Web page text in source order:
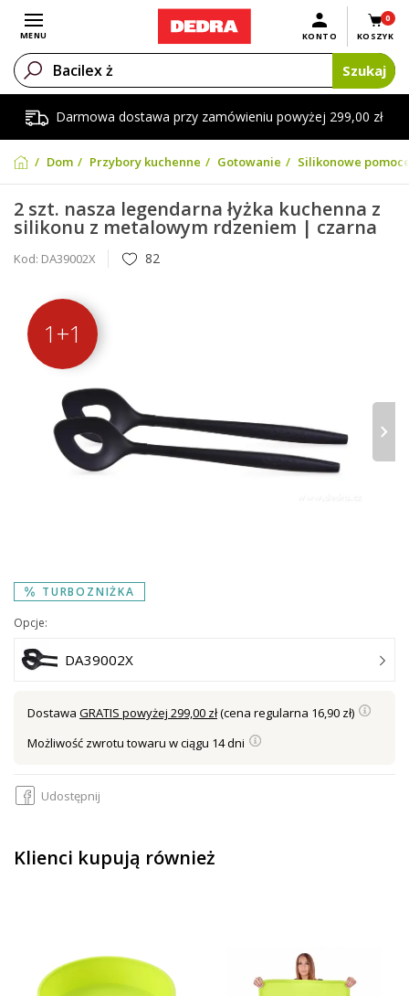
Darmowa dostawa przy zamówieniu powyżej 299,00 zł
Otwórz menu
MENU
0
KOSZYK
KONTO
Szukaj
Dom Przybory kuchenne Gotowanie Silikonowe
2 szt. nasza legendarna łyżka kuchenna z
silikonu z metalowym rdzeniem | czarna
Kod: DA39002X 82
1+1
›
TURBOZNIŻKA
Opcje:
DA39002X
Dostawa GRATIS powyżej 299,00 zł(cena regularna 16,90 zł)
Możliwość zwrotu towaru w ciągu 14 dni
Udostępnij
Klienci kupują również